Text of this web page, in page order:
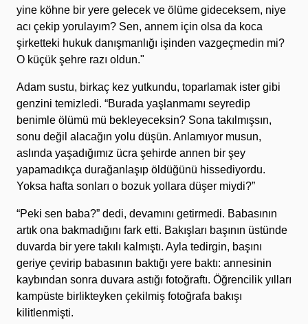
yine köhne bir yere gelecek ve ölüme gideceksem, niye
acı çekip yorulayım? Sen, annem için olsa da koca
şirketteki hukuk danışmanlığı işinden vazgeçmedin mi?
O küçük şehre razı oldun."
Adam sustu, birkaç kez yutkundu, toparlamak ister gibi
genzini temizledi. “Burada yaşlanmamı seyredip
benimle ölümü mü bekleyeceksin? Sona takılmışsın,
sonu değil alacağın yolu düşün. Anlamıyor musun,
aslında yaşadığımız ücra şehirde annen bir şey
yapamadıkça durağanlaşıp öldüğünü hissediyordu.
Yoksa hafta sonları o bozuk yollara düşer miydi?”
“Peki sen baba?” dedi, devamını getirmedi. Babasının
artık ona bakmadığını fark etti. Bakışları başının üstünde
duvarda bir yere takılı kalmıştı. Ayla tedirgin, başını
geriye çevirip babasının baktığı yere baktı: annesinin
kaybından sonra duvara astığı fotoğraftı. Öğrencilik yılları
kampüste birlikteyken çekilmiş fotoğrafa bakışı
kilitlenmişti.